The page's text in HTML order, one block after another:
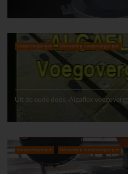
Voegovergangen Uitvoering voegovergangen
Uit de oude doos: Algaflex
Voegovergangen Uitvoering voegovergangen